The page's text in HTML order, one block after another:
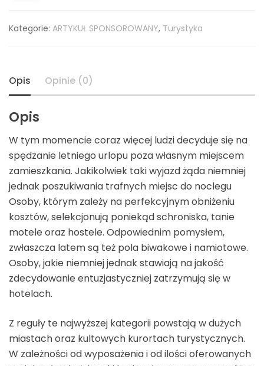
Kategorie: ARTYKUŁ SPONSOROWANY, Turystyka
Opis Opinie (0)
Opis
W tym momencie coraz więcej ludzi decyduje się na
spędzanie letniego urlopu poza własnym miejscem
zamieszkania. Jakikolwiek taki wyjazd żąda niemniej
jednak poszukiwania trafnych miejsc do noclegu
Osoby, którym zależy na perfekcyjnym obniżeniu
kosztów, selekcjonują poniekąd schroniska, tanie
motele oraz hostele. Odpowiednim pomysłem,
zwłaszcza latem są też pola biwakowe i namiotowe.
Osoby, jakie niemniej jednak stawiają na jakość
zdecydowanie entuzjastyczniej zatrzymują się w
hotelach.
Z reguły te najwyższej kategorii powstają w dużych
miastach oraz kultowych kurortach turystycznych.
W zależności od wyposażenia i od ilości oferowanych